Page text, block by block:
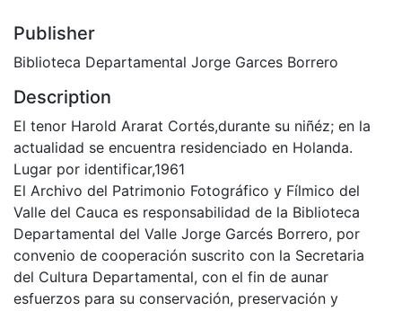
Publisher
Biblioteca Departamental Jorge Garces Borrero
Description
El tenor Harold Ararat Cortés,durante su niñéz; en la
actualidad se encuentra residenciado en Holanda.
Lugar por identificar,1961
El Archivo del Patrimonio Fotográfico y Fílmico del
Valle del Cauca es responsabilidad de la Biblioteca
Departamental del Valle Jorge Garcés Borrero, por
convenio de cooperación suscrito con la Secretaria
del Cultura Departamental, con el fin de aunar
esfuerzos para su conservación, preservación y